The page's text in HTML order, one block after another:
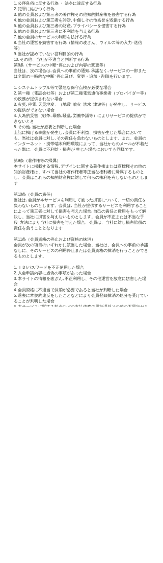
1. 公序良俗に反する行為 ・ 法令に違反する行為
2. 犯罪に結びつく行為
3. 他の会員および第三者の著作権その他知的財産権を侵害する行為
4. 他の会員および第三者を誹謗､中傷しその他名誉を毀損する行為
5. 他の会員および第三者の財産､プライバシーを侵害する行為
6. 他の会員および第三者に不利益を与える行為
7. 他の会員のサービスの利用を妨げる行為
8. 当社の運営を妨害する行為（情報の改ざん、ウィルス等の入力･送信
等）
9. 当社が認めていない営利目的の行為
10. その他、当社が不適当と判断する行為
第8条（サービスの中断･停止および内容の変更等）
当社は、次の場合は､会員への事前の通知､承諾なく､サービスの一部また
は全部の一時的な中断･停止及び、変更・追加・削除を行います。
1. システムトラブル等で緊急な保守点検が必要な場合
2. 第一種（電話会社等）および第二種電気通信事業者（プロバイダー等）
の役務が提供されない場合
3. 火災､停電､天災地変、（地震･噴火･洪水･津波等）が発生し、サービス
の提供ができない場合
4. 人為的災害（戦争､暴動､騒乱､労働争議等）によりサービスの提供がで
きないとき
5. その他､当社が必要と判断した場合
上記に掲げる事態が発生し､会員に不利益、損害が生じた場合において
も、当社は会員に対し､その責任を負わないものとします。また、会員の
インターネット・携帯端末利用環境によって、当社からのメールが不着だ
った際に、会員に不利益・損害が 生じた場合においても同様です。
第9条（著作権等の帰属）
本サイトに掲載する情報､デザインに関する著作権または商標権その他の
知的財産権は、すべて当社の著作権者等正当な権利者に帰属するものと
し、会員はこれらの知的財産権に対して何らの権利を有しないものとしま
す
第10条（会員の責任）
当社は､会員が本サービスを利用して被った損害について、一切の責任を
負わないものとします。会員は､ 当社が提供するサービスを利用すること
によって第三者に対して損害を与えた場合､自己の責任と費用をもって解
決し、当社に損害を与えないものとします。会員が不正または不当な手
段･方法により当社に損害を与えた場合、会員は、当社に対し損害賠償の
責任を負うこととなります
第11条（会員資格の停止および資格の抹消）
会員が次の項目のいずれかに該当した場合、当社は、会員への事前の承諾
なしに、そのサービスの利用停止または会員資格の抹消を行うことができ
るものとします。
1. ＩＤ/パスワードを不正使用した場合
2. 入会申請内容に虚偽の事項があった場合
3. 本サイトの情報を改ざん､不正利用し、その他運営を故意に妨害した場
合
4. 会員資格に不適当で抹消が必要であると当社が判断した場合
5. 過去に本規約違反をしたことなどにより会員登録抹消の処分を受けてい
ることが判明した場合
6. 本サービスに関する料金などの支払債務の履行遅延その他の不履行があ